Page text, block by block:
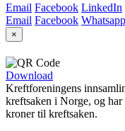
Email Facebook LinkedIn
Email Facebook Whatsapp
×
Download
Kreftforeningens
kreftsaken i Norge, og
kroner til kreftsaken.